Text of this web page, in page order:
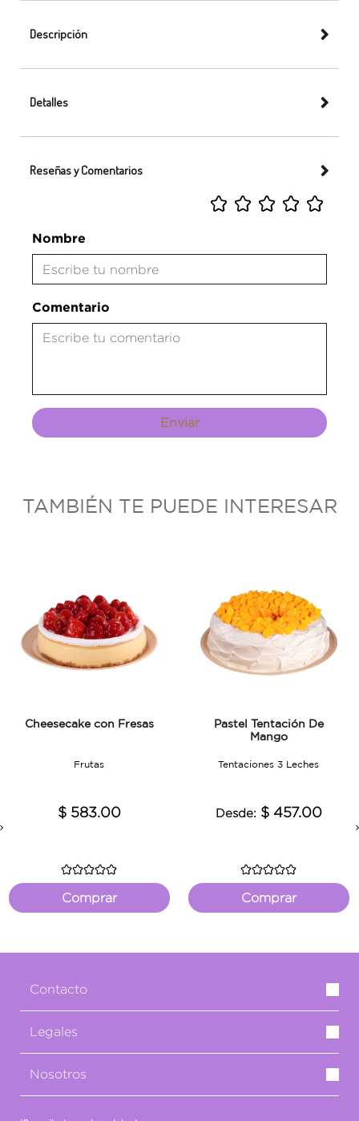
Descripción
Detalles
Reseñas y Comentarios
Nombre
Comentario
Enviar
TAMBIÉN TE PUEDE INTERESAR
Cheesecake con Fresas
Frutas
$ 583.00
Comprar
Pastel Tentación De
Mango
Tentaciones 3 Leches
Desde: $ 457.00
Comprar
Contacto
Legales
Nosotros